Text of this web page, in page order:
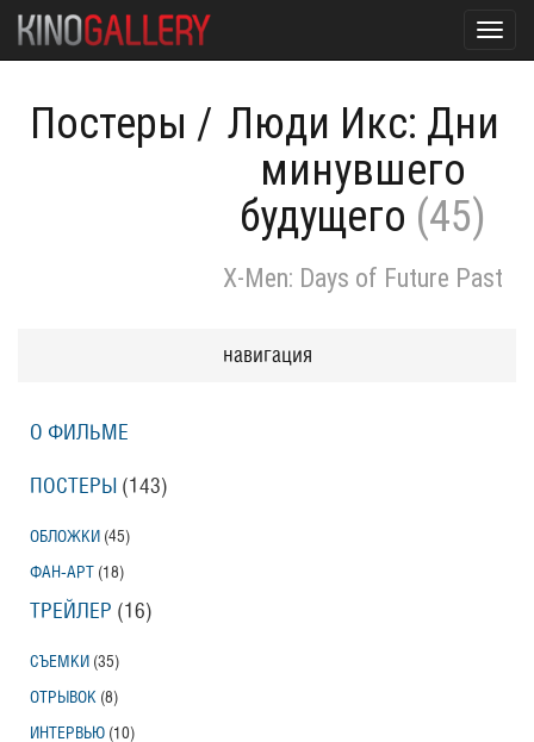
Постеры / Люди Икс: Дни
минувшего
будущего (45)
X-Men: Days of Future Past
навигация
О ФИЛЬМЕ
ПОСТЕРЫ (143)
ОБЛОЖКИ (45)
ФАН-АРТ (18)
ТРЕЙЛЕР (16)
СЪЕМКИ (35)
ОТРЫВОК (8)
ИНТЕРВЬЮ (10)